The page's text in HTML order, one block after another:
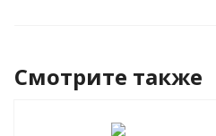
Смотрите также